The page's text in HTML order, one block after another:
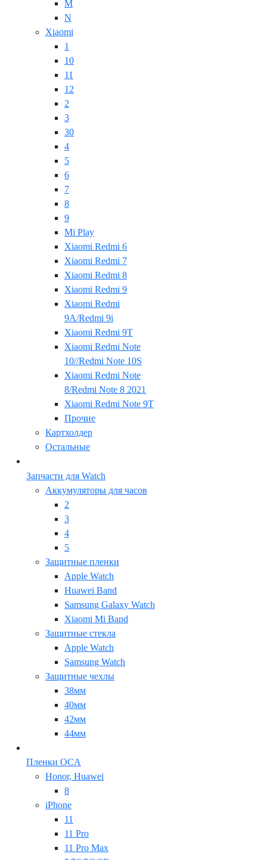
M
N
Xiaomi
1
10
11
12
2
3
30
4
5
6
7
8
9
Mi Play
Xiaomi Redmi 6
Xiaomi Redmi 7
Xiaomi Redmi 8
Xiaomi Redmi 9
Xiaomi Redmi
9A/Redmi 9i
Xiaomi Redmi 9T
Xiaomi Redmi Note
10//Redmi Note 10S
Xiaomi Redmi Note
8/Redmi Note 8 2021
Xiaomi Redmi Note 9T
Прочие
Картхолдер
Остальные
Запчасти для Watch
Аккумуляторы для часов
2
3
4
5
Защитные пленки
Apple Watch
Huawei Band
Samsung Galaxy Watch
Xiaomi Mi Band
Защитные стекла
Apple Watch
Samsung Watch
Защитные чехлы
38мм
40мм
42мм
44мм
Пленки OCA
Honor, Huawei
8
iPhone
11
11 Pro
11 Pro Max